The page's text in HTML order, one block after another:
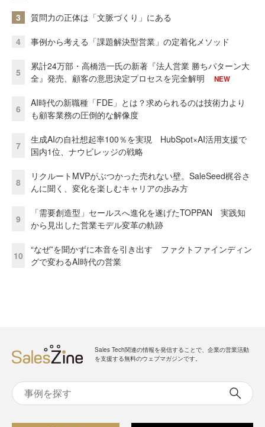
3 質問力の正体は「文脈づくり」にある
4 事例から考える「課題解決型営業」の定着化メソッド
5
累計24万部・高橋浩一氏の新著『法人営業 勝ちパターン大
全』発売、顧客の意思決定プロセスを完全解明
NEW
6
AI時代の新職種「FDE」とは？求められるのは技術力より
も顧客業務の圧倒的な解像度
7
生成AIの自社想起率100％を実現 HubSpot×AI活用支援で
国内1位、ナウビレッジの戦略
8
リクルートMVPがぶつかった売れない壁。SaleSeed梶谷さ
んに聞く、変化を楽しむキャリアの歩み方
9
「需要創造型」セールスへ進化を遂げたTOPPAN 実践知
から見出した営業モデル変革の軌跡
10
“なぜ”を聞かずに本音を引き出す ファクトファインディン
グで変わるAI時代の営業
Sales Tech関連の情報を発信することで、企業の営業活動
を支援する無料のウェブマガジンです。